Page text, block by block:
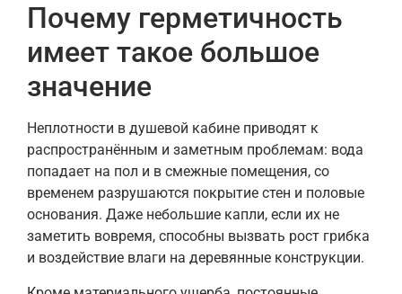
Почему герметичность
имеет такое большое
значение
Неплотности в душевой кабине приводят к
распространённым и заметным проблемам: вода
попадает на пол и в смежные помещения, со
временем разрушаются покрытие стен и половые
основания. Даже небольшие капли, если их не
заметить вовремя, способны вызвать рост грибка
и воздействие влаги на деревянные конструкции.